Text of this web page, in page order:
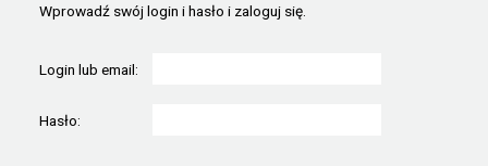
Wprowadź swój login i hasło i zaloguj się.
Login lub email:
Hasło: